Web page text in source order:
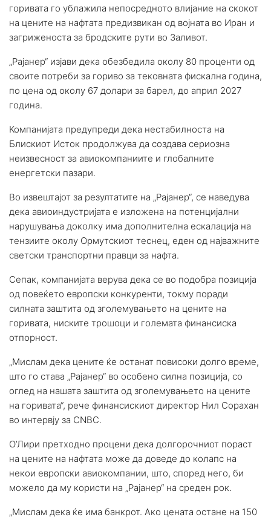
горивата го ублажила непосредното влијание на скокот
на цените на нафтата предизвикан од војната во Иран и
загриженоста за бродските рути во Заливот.
„Рајанер“ изјави дека обезбедила околу 80 проценти од
своите потреби за гориво за тековната фискална година,
по цена од околу 67 долари за барел, до април 2027
година.
Компанијата предупреди дека нестабилноста на
Блискиот Исток продолжува да создава сериозна
неизвесност за авиокомпаниите и глобалните
енергетски пазари.
Во извештајот за резултатите на „Рајанер“, се наведува
дека авиоиндустријата е изложена на потенцијални
нарушувања доколку има дополнителна ескалација на
тензиите околу Ормутскиот теснец, еден од најважните
светски транспортни правци за нафта.
Сепак, компанијата верува дека се во подобра позиција
од повеќето европски конкуренти, токму поради
силната заштита од зголемувањето на цените на
горивата, ниските трошоци и големата финансиска
отпорност.
„Мислам дека цените ќе останат повисоки долго време,
што го става „Рајанер“ во особено силна позиција, со
оглед на нашата заштита од зголемувањето на цените
на горивата“, рече финансискиот директор Нил Сорахан
во интервју за CNBC.
О’Лири претходно процени дека долгорочниот пораст
на цените на нафтата може да доведе до колапс на
некои европски авиокомпании, што, според него, би
можело да му користи на „Рајанер“ на среден рок.
„Мислам дека ќе има банкрот. Ако цената остане на 150